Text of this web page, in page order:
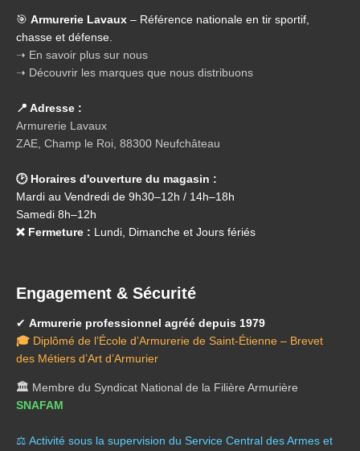
🎯 Armurerie Lavaux – Référence nationale en tir sportif,
chasse et défense.
➝ En savoir plus sur nous
➝ Découvrir les marques que nous distribuons
📍 Adresse :
Armurerie Lavaux
ZAE, Champ le Roi, 88300 Neufchâteau
🕑 Horaires d'ouverture du magasin :
Mardi au Vendredi de 9h30–12h / 14h–18h
Samedi 8h–12h
❌ Fermeture : Lundi, Dimanche et Jours fériés
Engagement & Sécurité
✔ Armurerie professionnel agréé depuis 1979
🎓 Diplômé de l’École d’Armurerie de Saint-Étienne – Brevet
des Métiers d’Art d’Armurier
🏛️ Membre du Syndicat National de la Filière Armurière
SNAFAM
⚖️ Activité sous la supervision du Service Central des Armes et